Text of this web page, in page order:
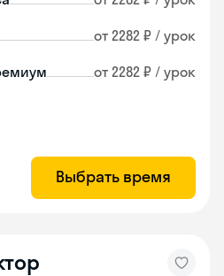
от 2282 ₽ / урок
от 2282 ₽ / урок
Выбрать время